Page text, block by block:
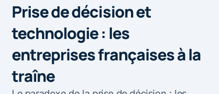
Prise de décision et
technologie : les
entreprises françaises à la
traîne